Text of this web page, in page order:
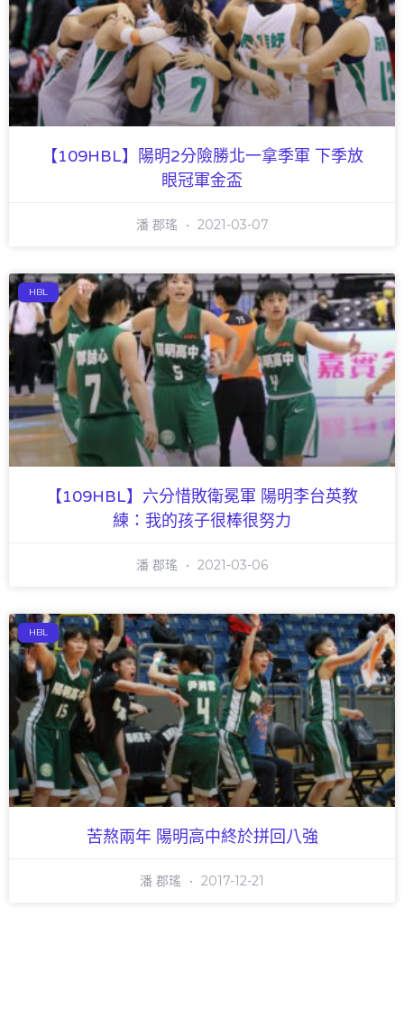
【109HBL】陽明2分險勝北一拿季軍 下季放
眼冠軍金盃
潘 郡瑤 2021-03-07
HBL
【109HBL】六分惜敗衛冕軍 陽明李台英教
練：我的孩子很棒很努力
潘 郡瑤 2021-03-06
HBL
苦熬兩年 陽明高中終於拼回八強
潘 郡瑤 2017-12-21